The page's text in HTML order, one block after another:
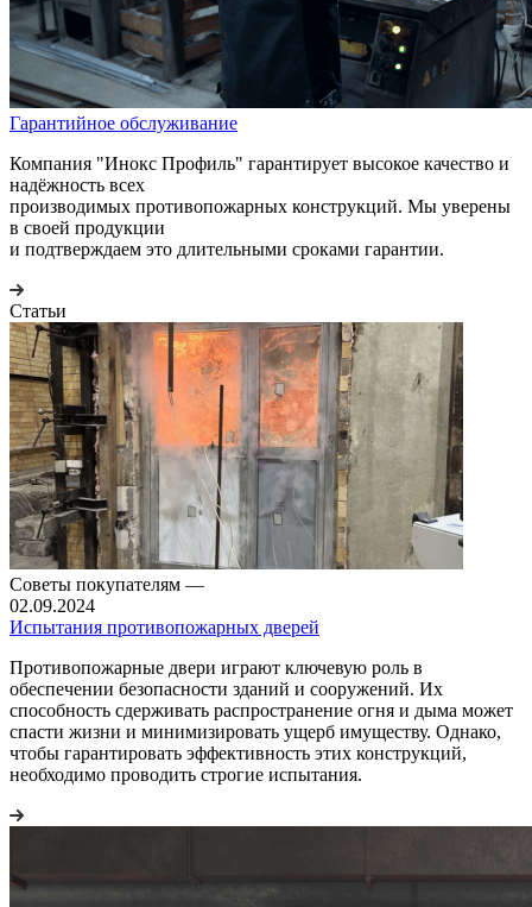
Гарантийное обслуживание
Компания "Инокс Профиль" гарантирует высокое качество и
надёжность всех
производимых противопожарных конструкций. Мы уверены
в своей продукции
и подтверждаем это длительными сроками гарантии.
Статьи
Советы покупателям —
02.09.2024
Испытания противопожарных дверей
Противопожарные двери играют ключевую роль в
обеспечении безопасности зданий и сооружений. Их
способность сдерживать распространение огня и дыма может
спасти жизни и минимизировать ущерб имуществу. Однако,
чтобы гарантировать эффективность этих конструкций,
необходимо проводить строгие испытания.